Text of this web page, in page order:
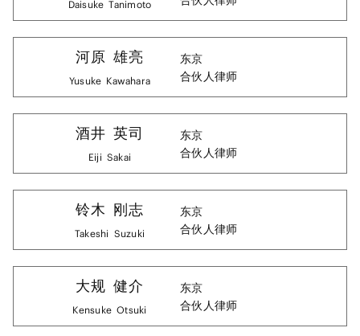
Daisuke Tanimoto
河原 雄亮
Yusuke Kawahara
东京
合伙人律师
酒井 英司
Eiji Sakai
东京
合伙人律师
铃木 刚志
Takeshi Suzuki
东京
合伙人律师
大规 健介
Kensuke Otsuki
东京
合伙人律师